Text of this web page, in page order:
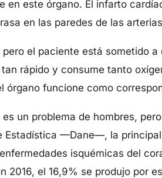
en este órgano. El infarto
en las paredes de las
el paciente está sometido
rápido y consume tanto
órgano funcione como
un problema de hombres,
Estadística —Dane—, la
isquémicas del
2016, el 16,9% se produjo por